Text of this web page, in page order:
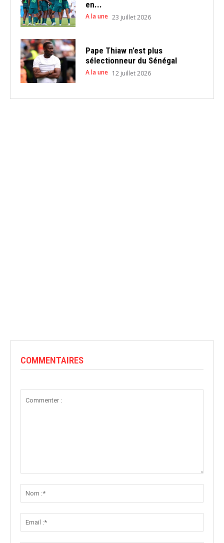
en...
A la une 23 juillet 2026
Pape Thiaw n’est plus
sélectionneur du Sénégal
A la une 12 juillet 2026
COMMENTAIRES